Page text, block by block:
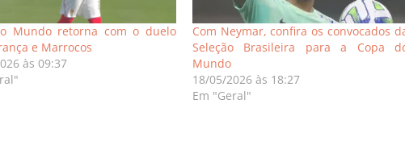
Mundo retorna com o duelo
e Marrocos
às 09:37
Com Neymar, confira os convocados
Seleção Brasileira para a Copa
Mundo
18/05/2026 às 18:27
Em "Geral"